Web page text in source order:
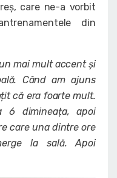
care ne-a vorbit
din
mai mult accent și
Când am ajuns
că era foarte mult.
6 dimineața, apoi
care una dintre ore
la sală. Apoi